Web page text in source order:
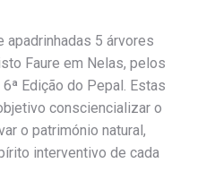
apadrinhadas 5 árvores
Faure em Nelas, pelos
Edição do Pepal. Estas
consciencializar o
o património natural,
interventivo de cada